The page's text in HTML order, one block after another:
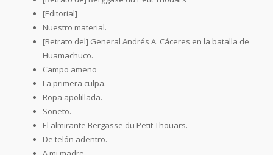
[Editorial]
Nuestro material.
[Retrato del] General Andrés A. Cáceres en la batalla de
Huamachuco.
Campo ameno
La primera culpa.
Ropa apolillada.
Soneto.
El almirante Bergasse du Petit Thouars.
De telón adentro.